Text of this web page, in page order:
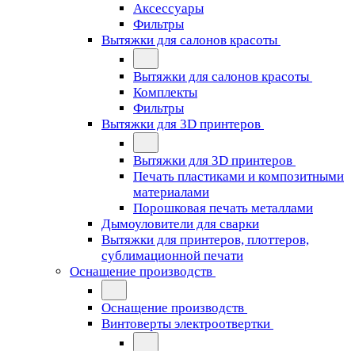
Аксессуары
Фильтры
Вытяжки для салонов красоты
Вытяжки для салонов красоты
Комплекты
Фильтры
Вытяжки для 3D принтеров
Вытяжки для 3D принтеров
Печать пластиками и композитными
материалами
Порошковая печать металлами
Дымоуловители для сварки
Вытяжки для принтеров, плоттеров,
сублимационной печати
Оснащение производств
Оснащение производств
Винтоверты электроотвертки